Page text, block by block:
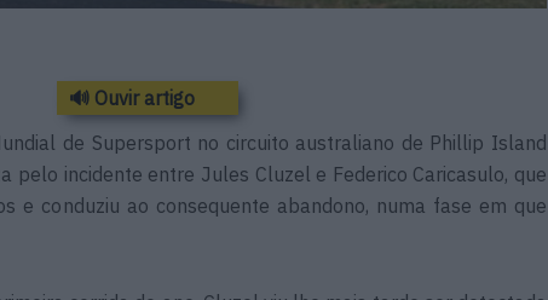
🔊 Ouvir artigo
de Supersport no circuito australiano de Phillip Island
pelo incidente entre Jules Cluzel e Federico Caricasulo, que
e conduziu ao consequente abandono, numa fase em que